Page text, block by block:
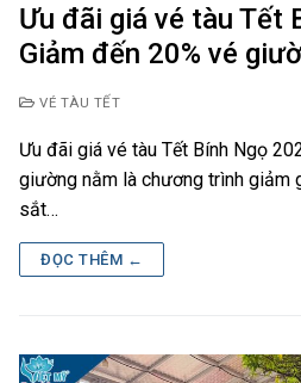
Ưu đãi giá vé tàu Tết
Giảm đến 20% vé
VÉ TÀU TẾT
Ưu đãi giá vé tàu Tết Bính Ngọ
giường nằm là chương trình giảm
sắt…
ĐỌC THÊM ←